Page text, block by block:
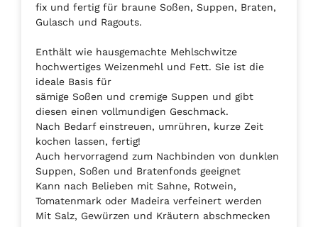
fix und fertig für braune Soßen, Suppen, Braten,
Gulasch und Ragouts.
Enthält wie hausgemachte Mehlschwitze
hochwertiges Weizenmehl und Fett. Sie ist die
ideale Basis für
sämige Soßen und cremige Suppen und gibt
diesen einen vollmundigen Geschmack.
Nach Bedarf einstreuen, umrühren, kurze Zeit
kochen lassen, fertig!
Auch hervorragend zum Nachbinden von dunklen
Suppen, Soßen und Bratenfonds geeignet
Kann nach Belieben mit Sahne, Rotwein,
Tomatenmark oder Madeira verfeinert werden
Mit Salz, Gewürzen und Kräutern abschmecken